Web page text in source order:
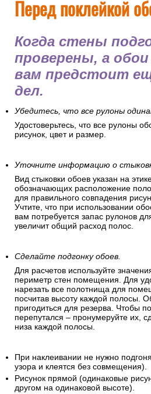
Перед поклейкой
Когда стены
проверены, а
вам предстоит
дел.
Убедитесь, что все рулоны
Удостоверьтесь, что все рулоны
рисунок, цвет и размер.
Уточните информацию о
Вид стыковки обоев указан на
обозначающих расположение
для правильного совпадения
Учтите, что при использовании
вам потребуется запас рулонов
увеличит общий расход полос.
Сделайте подгонку обоев.
Для расчетов используйте
периметр стен помещения. Для
нарезать все полотнища для
посчитав высоту каждой полосы.
пригодиться для резерва. Чтобы
перепутался – пронумеруйте их,
низа каждой полосы.
При наклеивании не нужно
узора и клеятся без совмещения).
Рисунок прямой (одинаковые
другом на одинаковой высоте).